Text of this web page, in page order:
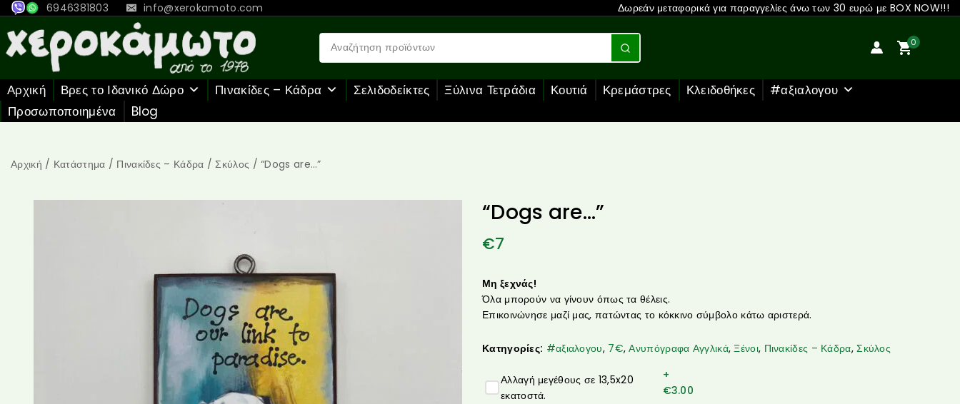
6946381803 info@xerokamoto.com Δωρεάν μεταφορικά για παραγγελίες άνω των 30 ευρώ με BOX NOW!!!
0
Αρχική Βρες το Ιδανικό Δώρο Πινακίδες – Κάδρα Σελιδοδείκτες Ξύλινα Τετράδια Κουτιά Κρεμάστρες Κλειδοθήκες
#αξιαλογου
Προσωποποιημένα
Blog
Αρχική / Κατάστημα / Πινακίδες – Κάδρα / Σκύλος / “Dogs are…”
“Dogs are…”
€7
Μη ξεχνάς!
Όλα μπορούν να γίνουν όπως τα θέλεις.
Επικοινώνησε μαζί μας, πατώντας το κόκκινο σύμβολο κάτω αριστερά.
Κατηγορίες: #αξιαλογου, 7€,Ανυπόγραφα Αγγλικά,Ξένοι, Πινακίδες – Κάδρα,Σκύλος
Αλλαγή μεγέθους σε 13,5x20
εκατοστά.
+
€3.00